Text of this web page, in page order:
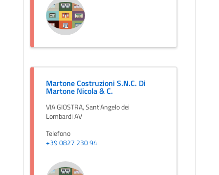
Martone Costruzioni S.N.C. Di
Martone Nicola & C.
VIA GIOSTRA, Sant'Angelo dei
Lombardi AV
Telefono
+39 0827 230 94